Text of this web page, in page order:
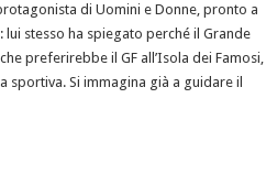
di Uomini e Donne, pronto a
lui stesso ha spiegato perché il Grande
preferirebbe il GF all’Isola dei Famosi,
sportiva. Si immagina già a guidare il